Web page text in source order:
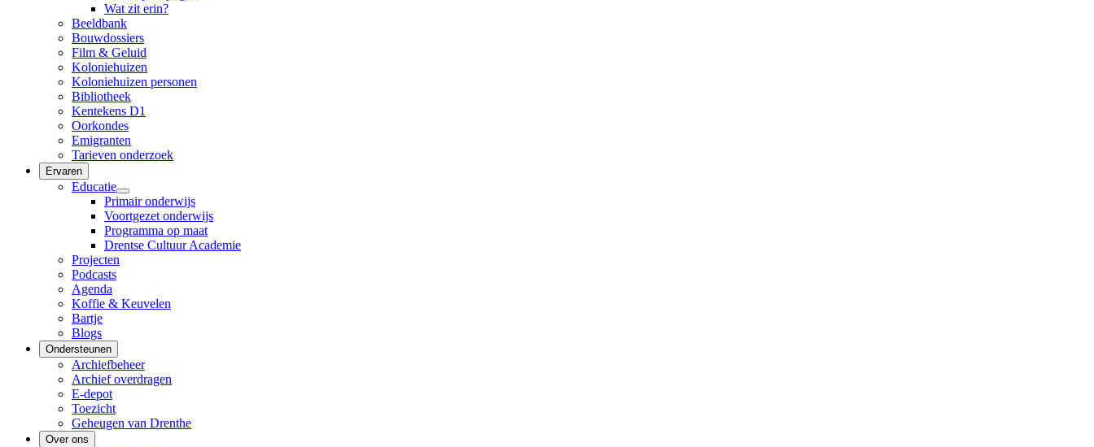
Wat zit erin?
Beeldbank
Bouwdossiers
Film & Geluid
Koloniehuizen
Koloniehuizen personen
Bibliotheek
Kentekens D1
Oorkondes
Emigranten
Tarieven onderzoek
Ervaren
Educatie
Primair onderwijs
Voortgezet onderwijs
Programma op maat
Drentse Cultuur Academie
Projecten
Podcasts
Agenda
Koffie & Keuvelen
Bartje
Blogs
Ondersteunen
Archiefbeheer
Archief overdragen
E-depot
Toezicht
Geheugen van Drenthe
Over ons